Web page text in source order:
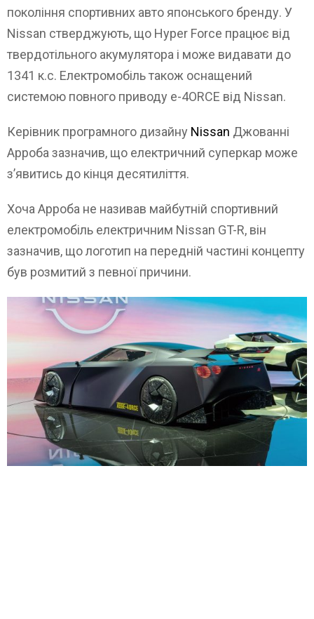
покоління спортивних авто японського бренду. У
Nissan стверджують, що Hyper Force працює від
твердотільного акумулятора і може видавати до
1341 к.с. Електромобіль також оснащений
системою повного приводу e-4ORCE від Nissan.
Керівник програмного дизайну Nissan Джованні
Арроба зазначив, що електричний суперкар може
з’явитись до кінця десятиліття.
Хоча Арроба не називав майбутній спортивний
електромобіль електричним Nissan GT-R, він
зазначив, що логотип на передній частині концепту
був розмитий з певної причини.